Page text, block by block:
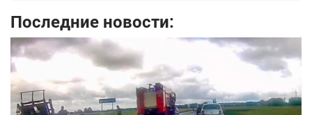
Последние новости: